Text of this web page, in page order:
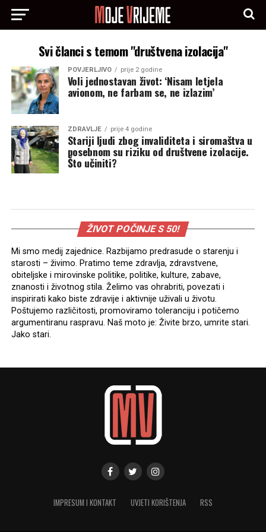
Svi članci s temom "društvena izolacija"
POVJERLJIVO prije 2 godine
Voli jednostavan život: ‘Nisam letjela
avionom, ne farbam se, ne izlazim’
ZDRAVLJE prije 4 godine
Stariji ljudi zbog invaliditeta i siromaštva u
posebnom su riziku od društvene izolacije.
Što učiniti?
ŽIVOT POČINJE S 50!
Mi smo medij zajednice. Razbijamo predrasude o starenju i
starosti – živimo. Pratimo teme zdravlja, zdravstvene,
obiteljske i mirovinske politike, politike, kulture, zabave,
znanosti i životnog stila. Želimo vas ohrabriti, povezati i
inspirirati kako biste zdravije i aktivnije uživali u životu.
Poštujemo različitosti, promoviramo toleranciju i potičemo
argumentiranu raspravu. Naš moto je: Živite brzo, umrite stari.
Jako stari.
IMPRESUM I KONTAKT UVJETI KORIŠTENJA RSS